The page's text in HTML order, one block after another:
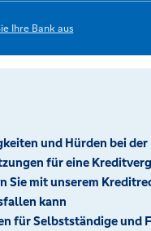
Ihre Bank aus
und Hürden bei
für eine
Sie mit unserem
kann
für Selbstständige und